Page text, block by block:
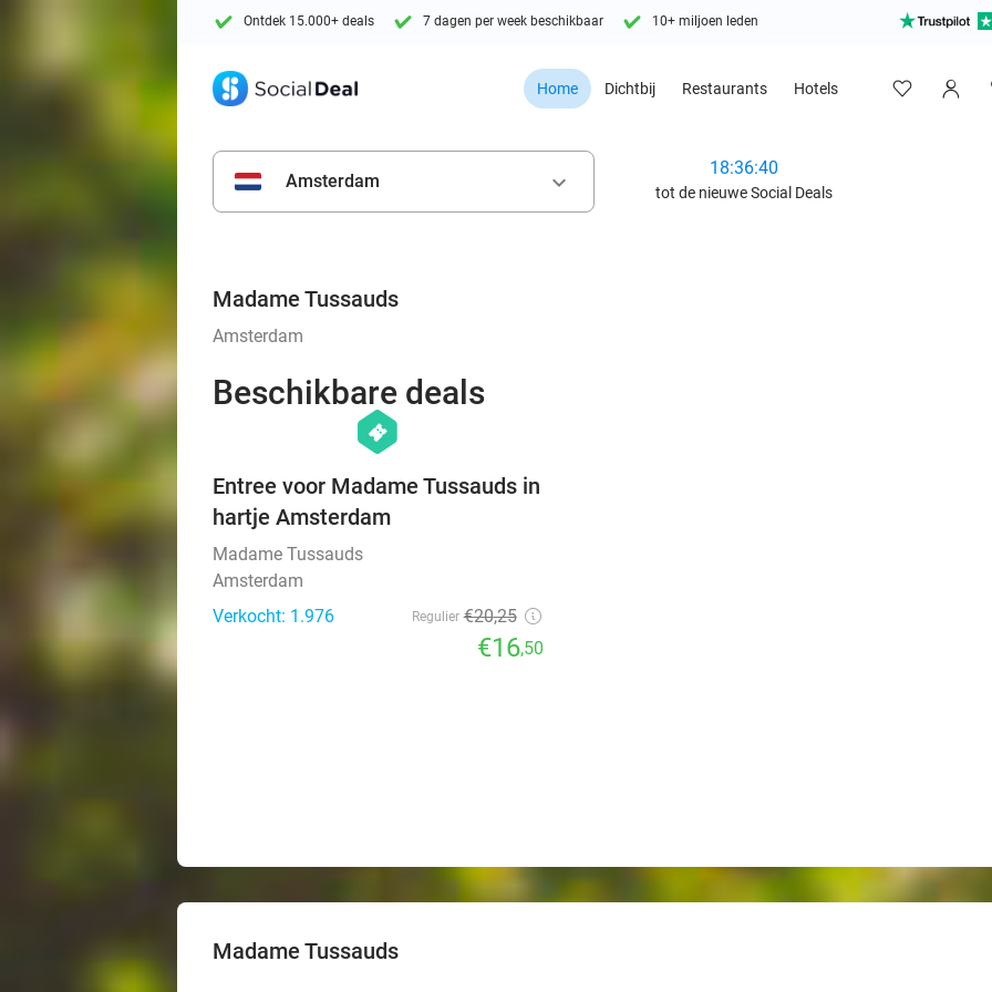
Ontdek 15.000+ deals 7 dagen per week beschikbaar 10+ miljoen leden
Home Dichtbij Restaurants Hotels
Amsterdam keyboard_arrow_down
18:36:38
tot de nieuwe Social Deals
Madame Tussauds
Amsterdam
Beschikbare deals
hexagon
events
Entree voor Madame Tussauds in
hartje Amsterdam
Madame Tussauds
Amsterdam
Verkocht: 1.976
Regulier €20,25
€16,50
Madame Tussauds